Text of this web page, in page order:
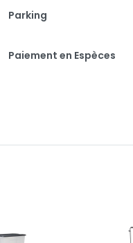
Parking
Paiement en Espèces